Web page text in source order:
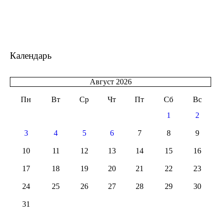
Календарь
Август 2026
Пн Вт Ср Чт Пт Сб
Вс
1
2
3 4 5 6 7 8 9
10 11 12 13 14 15 16
17 18 19 20 21 22 23
24 25 26 27 28 29 30
31